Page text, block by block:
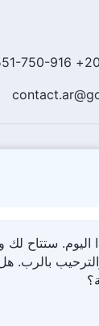
الأرض! هل تريد
ستتاح لك
بالرب.